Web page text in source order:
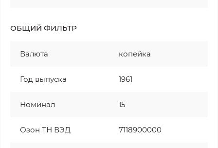
ОБЩИЙ ФИЛЬТР
Валюта копейка
Год выпуска 1961
Номинал 15
Озон ТН ВЭД 7118900000